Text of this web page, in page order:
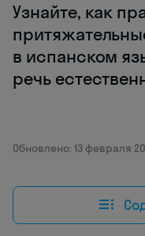
Узнайте, как
в испанском
речь
Обновлено: 13 февраля